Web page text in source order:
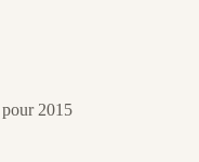
2015